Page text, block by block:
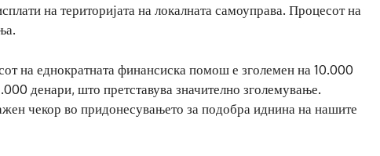
на територијата на локалната самоуправа. Процесот на
на еднократната финансиска помош е зголемен на 10.000
денари, што претставува значително зголемување.
чекор во придонесувањето за подобра иднина на нашите